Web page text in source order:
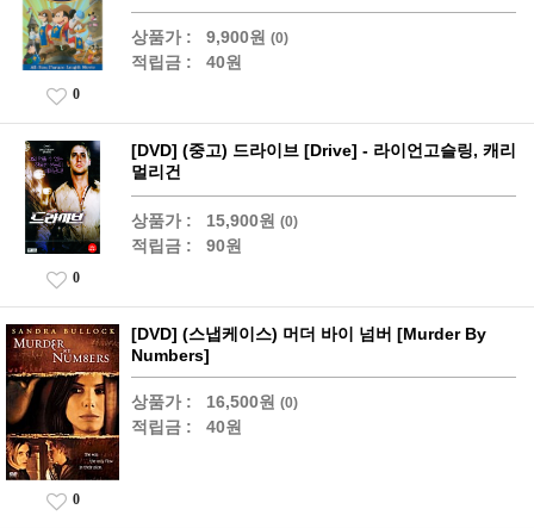
상품가 : 9,900원 (0)
적립금 : 40원
0
[DVD] (중고) 드라이브 [Drive] - 라이언고슬링, 캐리
멀리건
상품가 : 15,900원 (0)
적립금 : 90원
0
[DVD] (스냅케이스) 머더 바이 넘버 [Murder By
Numbers]
상품가 : 16,500원 (0)
적립금 : 40원
0